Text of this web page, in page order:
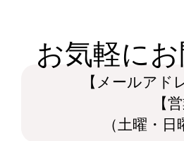
お気軽に
【メールアド
【
（土曜・